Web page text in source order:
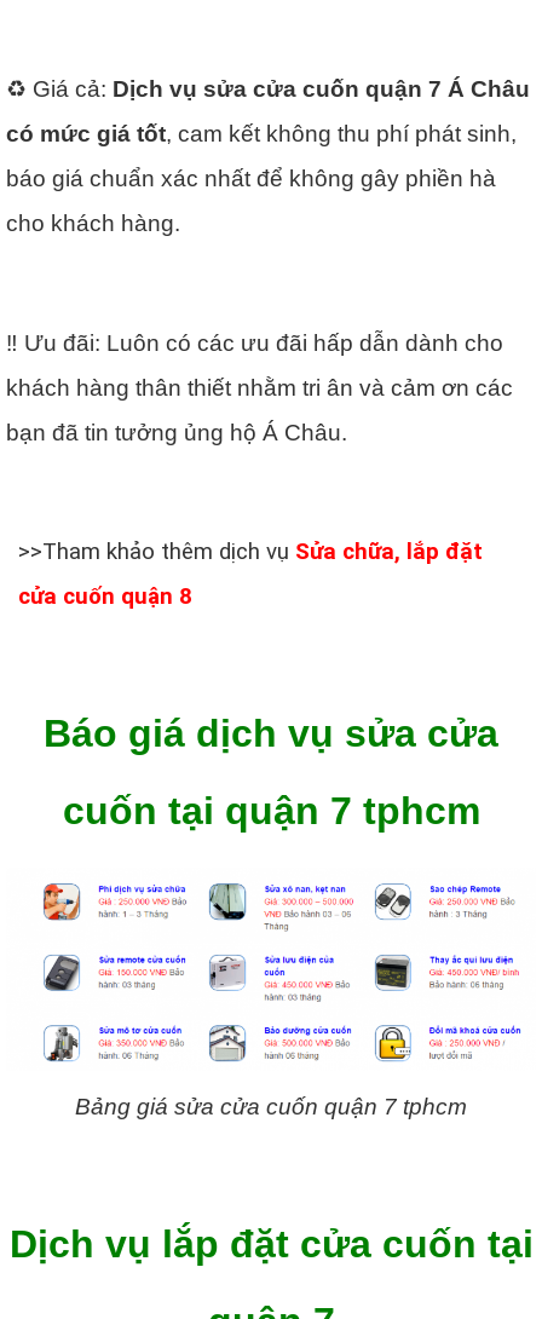
♻️ Giá cả: Dịch vụ sửa cửa cuốn quận 7 Á Châu
có mức giá tốt, cam kết không thu phí phát sinh,
báo giá chuẩn xác nhất để không gây phiền hà
cho khách hàng.
‼️ Ưu đãi: Luôn có các ưu đãi hấp dẫn dành cho
khách hàng thân thiết nhằm tri ân và cảm ơn các
bạn đã tin tưởng ủng hộ Á Châu.
>>Tham khảo thêm dịch vụ Sửa chữa, lắp đặt
cửa cuốn quận 8
Báo giá dịch vụ sửa cửa
cuốn tại quận 7 tphcm
Bảng giá sửa cửa cuốn quận 7 tphcm
Dịch vụ lắp đặt cửa cuốn tại